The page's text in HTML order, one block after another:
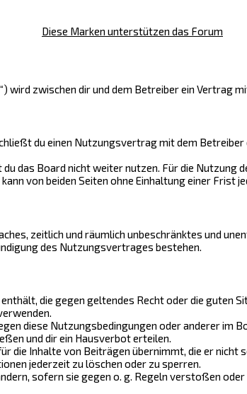
Diese Marken unterstützen das Forum
zwischen dir und dem Betreiber ein Vertrag
du einen Nutzungsvertrag mit dem
das Board nicht weiter nutzen. Für die
von beiden Seiten ohne Einhaltung einer Frist
zeitlich und räumlich unbeschränktes und
des Nutzungsvertrages bestehen.
die gegen geltendes Recht oder die guten
diese Nutzungsbedingungen oder anderer im
und dir ein Hausverbot erteilen.
die Inhalte von Beiträgen übernimmt, die er
jederzeit zu löschen oder zu sperren.
sofern sie gegen o. g. Regeln verstoßen